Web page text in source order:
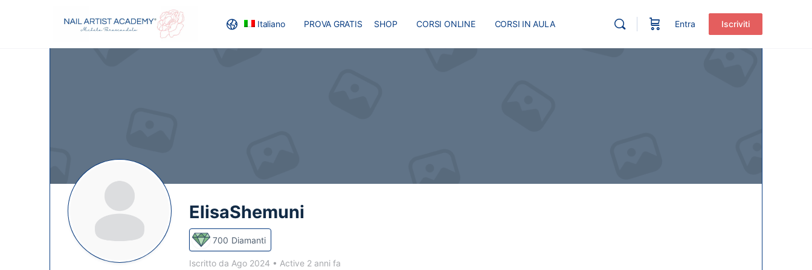
Italiano PROVA GRATIS SHOP CORSI ONLINE CORSI IN AULA Entra Iscriviti
ElisaShemuni
700 Diamanti
Iscritto da Ago 2024 • Active 2 anni fa